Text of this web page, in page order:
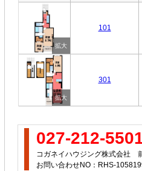
101
301
027-212-
コガネイハウジング株式会社
お問い合わせNO：RHS-